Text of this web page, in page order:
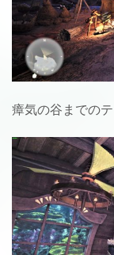
瘴気の谷までの